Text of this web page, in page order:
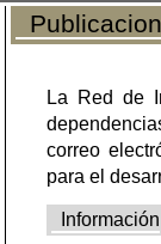
La Red de
correo
para el
Información